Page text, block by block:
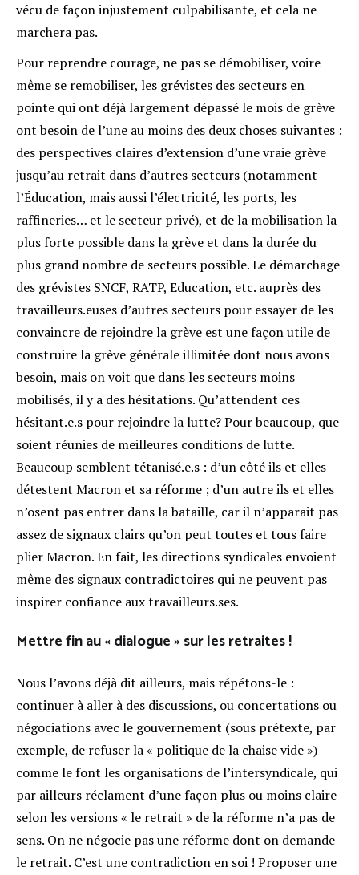
vécu de façon injustement culpabilisante, et cela ne
marchera pas.
Pour reprendre courage, ne pas se démobiliser, voire
même se remobiliser, les grévistes des secteurs en
pointe qui ont déjà largement dépassé le mois de grève
ont besoin de l’une au moins des deux choses suivantes :
des perspectives claires d’extension d’une vraie grève
jusqu’au retrait dans d’autres secteurs (notamment
l’Éducation, mais aussi l’électricité, les ports, les
raffineries… et le secteur privé), et de la mobilisation la
plus forte possible dans la grève et dans la durée du
plus grand nombre de secteurs possible. Le démarchage
des grévistes SNCF, RATP, Education, etc. auprès des
travailleurs.euses d’autres secteurs pour essayer de les
convaincre de rejoindre la grève est une façon utile de
construire la grève générale illimitée dont nous avons
besoin, mais on voit que dans les secteurs moins
mobilisés, il y a des hésitations. Qu’attendent ces
hésitant.e.s pour rejoindre la lutte? Pour beaucoup, que
soient réunies de meilleures conditions de lutte.
Beaucoup semblent tétanisé.e.s : d’un côté ils et elles
détestent Macron et sa réforme ; d’un autre ils et elles
n’osent pas entrer dans la bataille, car il n’apparait pas
assez de signaux clairs qu’on peut toutes et tous faire
plier Macron. En fait, les directions syndicales envoient
même des signaux contradictoires qui ne peuvent pas
inspirer confiance aux travailleurs.ses.
Mettre fin au « dialogue » sur les retraites !
Nous l’avons déjà dit ailleurs, mais répétons-le :
continuer à aller à des discussions, ou concertations ou
négociations avec le gouvernement (sous prétexte, par
exemple, de refuser la « politique de la chaise vide »)
comme le font les organisations de l’intersyndicale, qui
par ailleurs réclament d’une façon plus ou moins claire
selon les versions « le retrait » de la réforme n’a pas de
sens. On ne négocie pas une réforme dont on demande
le retrait. C’est une contradiction en soi ! Proposer une